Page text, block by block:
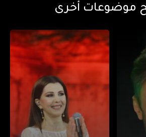
موضوعات أخرى